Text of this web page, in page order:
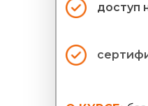
доступ